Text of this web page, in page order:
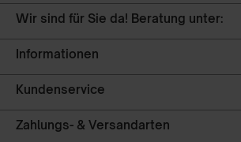
Wir sind für Sie da! Beratung unter:
Informationen
Kundenservice
Zahlungs- & Versandarten